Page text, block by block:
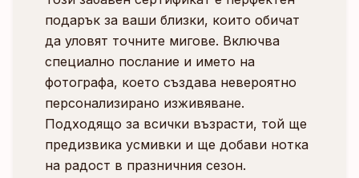
подарък за ваши близки, които обичат
да уловят точните мигове. Включва
специално послание и името на
фотографа, което създава невероятно
персонализирано изживяване.
Подходящо за всички възрасти, той ще
предизвика усмивки и ще добави нотка
на радост в празничния сезон.